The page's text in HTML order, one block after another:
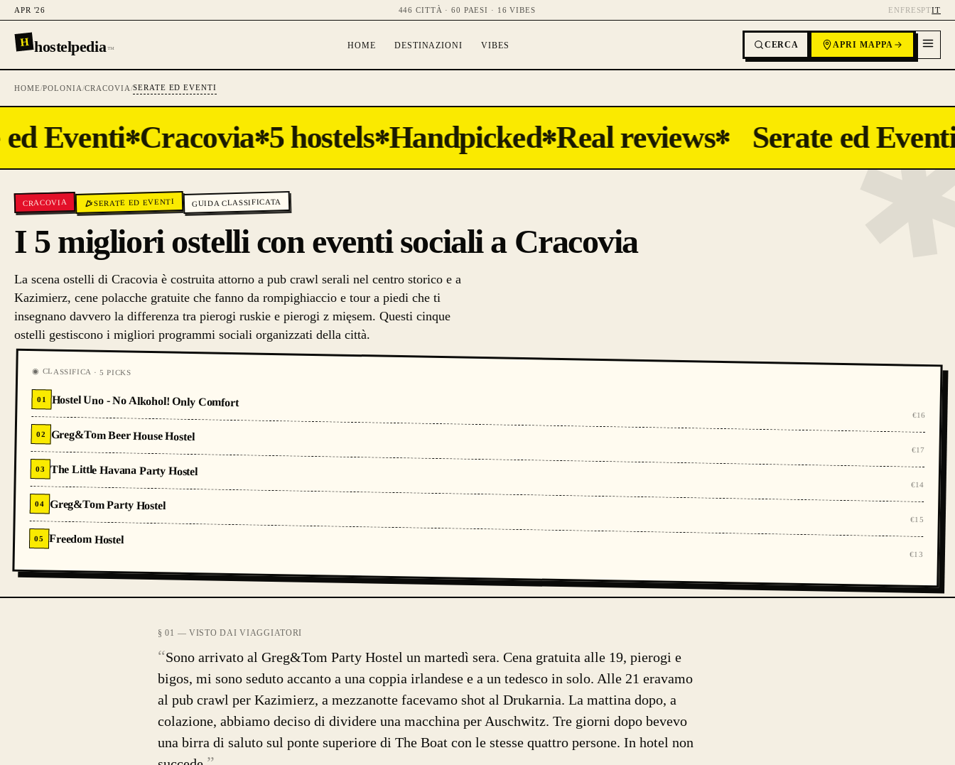
APR '26 446 CITTÀ · 60 PAESI · 16 VIBES EN FR ESPTIT
H hostelpedia™ HOME DESTINAZIONI VIBES CERCA APRI MAPPA
HOME/POLONIA/CRACOVIA/SERATE ED EVENTI
Eventi✻Cracovia✻5 hostels✻Handpicked✻ Real reviews✻ Serate ed Eventi
CRACOVIA SERATE ED EVENTI GUIDA CLASSIFICATA
I 5 migliori ostelli con eventi sociali a Cracovia
La scena ostelli di Cracovia è costruita attorno a pub crawl serali nel centro storico e a
Kazimierz, cene polacche gratuite che fanno da rompighiaccio e tour a piedi che ti
insegnano davvero la differenza tra pierogi ruskie e pierogi z mięsem. Questi cinque
ostelli gestiscono i migliori programmi sociali organizzati della città.
◉ CLASSIFICA · 5 PICKS
01 Hostel Uno - No Alkohol! Only Comfort
€16
02 Greg&Tom Beer House Hostel
€17
03 The Little Havana Party Hostel
€14
04 Greg&Tom Party Hostel
€15
05 Freedom Hostel
€13
§ 01 — VISTO DAI VIAGGIATORI
“Sono arrivato al Greg&Tom Party Hostel un martedì sera. Cena gratuita alle 19, pierogi e
bigos, mi sono seduto accanto a una coppia irlandese e a un tedesco in solo. Alle 21 eravamo
al pub crawl per Kazimierz, a mezzanotte facevamo shot al Drukarnia. La mattina dopo, a
colazione, abbiamo deciso di dividere una macchina per Auschwitz. Tre giorni dopo bevevo
una birra di saluto sul ponte superiore di The Boat con le stesse quattro persone. In hotel non